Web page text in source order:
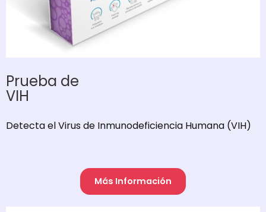
Prueba de
VIH
Detecta el Virus de Inmunodeficiencia Humana (VIH)
Más Información